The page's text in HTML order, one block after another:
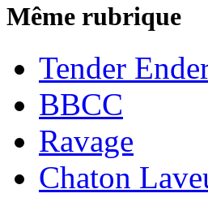
Même rubrique
Tender
BBCC
Ravage
Chaton